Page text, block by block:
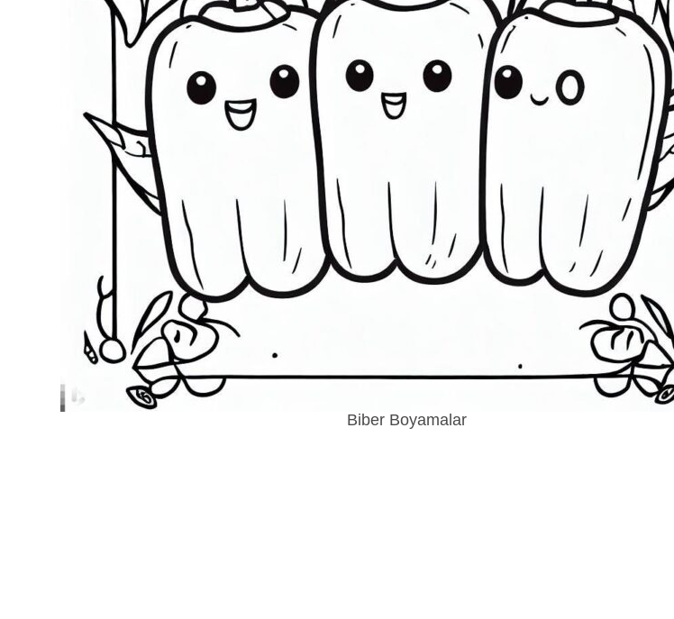
Biber Boyamalar